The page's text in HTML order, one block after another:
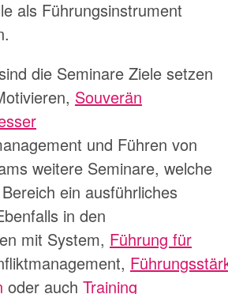
als Führungsinstrument
die Seminare Ziele setzen
, Souverän
und Führen von
weitere Seminare, welche
ein ausführliches
in den
mit System, Führung für
,
oder auch Training